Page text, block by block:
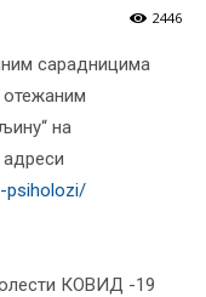
2446
сарадницима
на
psiholozi/
КОВИД -19